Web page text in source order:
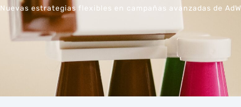
Nuevas estrategias flexibles en campañas avanzadas de